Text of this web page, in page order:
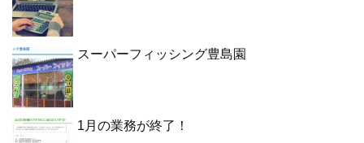
スーパーフィッシング豊島園
1月の業務が終了！